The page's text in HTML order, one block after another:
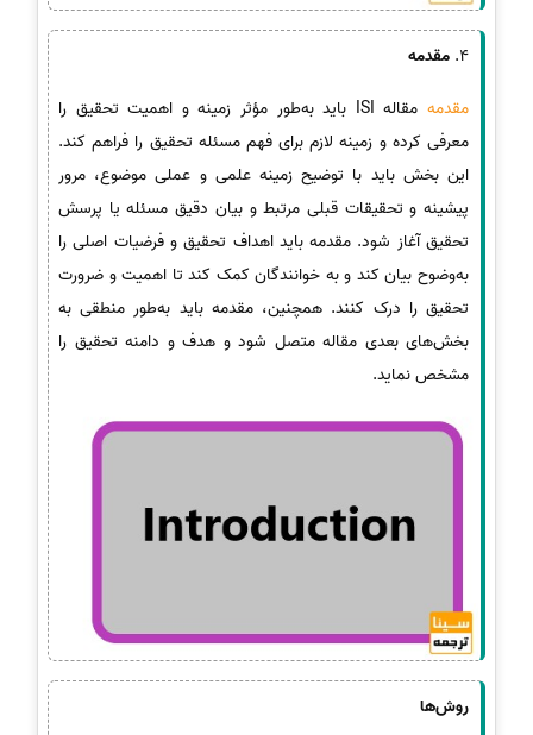
4. مقدمه
مقدمه
مقاله ISI باید به‌طور مؤثر زمینه و اهمیت تحقیق را
معرفی کرده و زمینه لازم برای فهم مسئله تحقیق را فراهم کند.
این بخش باید با توضیح زمینه علمی و عملی موضوع، مرور
پیشینه و تحقیقات قبلی مرتبط و بیان دقیق مسئله یا پرسش
تحقیق آغاز شود. مقدمه باید اهداف تحقیق و فرضیات اصلی را
به‌وضوح بیان کند و به خوانندگان کمک کند تا اهمیت و ضرورت
تحقیق را درک کنند. همچنین، مقدمه باید به‌طور منطقی به
بخش‌های بعدی مقاله متصل شود و هدف و دامنه تحقیق را
مشخص نماید.
روش‌ها